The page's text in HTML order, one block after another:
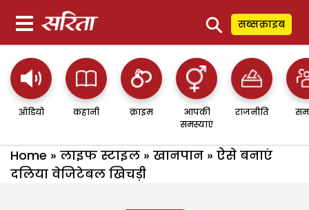
⚲ सब्सक्राइब
ऑडियो कहानी क्राइम
आपकी
समस्याएं
राजनीति
Home » लाइफ स्टाइल » खानपान » ऐसे बनाएं
दलिया वेजिटेबल खिचड़ी